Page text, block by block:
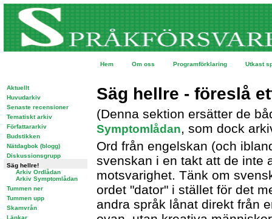
Hem Om oss Programförklaring Utkast
Aktuellt
Huvudarkiv
Senaste recensioner
Tematiskt arkiv
Författararkiv
Budstikken
Nätdagbok (blogg)
Diskussionsgrupp
Säg hellre!
Arkiv Ordlådan
Arkiv Symptomlådan
Tummen ner
Tummen upp
Skamvrån
Länkar
Säg hellre - föreslå
(Denna sektion ersätter de
Symptomlådan, som dock
Ord från engelskan (och
svenskan i en takt att de inte
motsvarighet. Tänk om
ordet "dator" i stället för det
andra språk lånat direkt från